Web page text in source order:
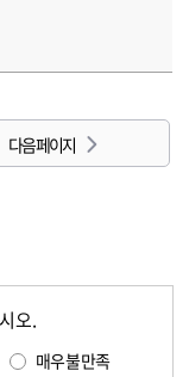
다음 페이지
오.
매우불만족